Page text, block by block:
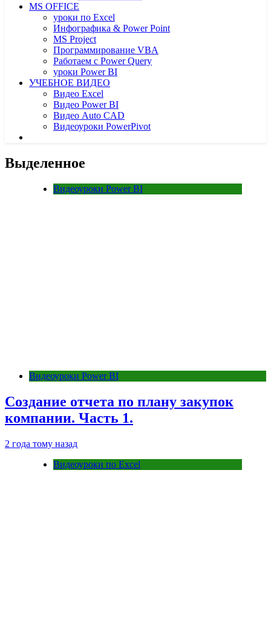
MS OFFICE
уроки по Excel
Инфографика & Power Point
MS Project
Программирование VBA
Работаем с Power Query
уроки Power BI
УЧЕБНОЕ ВИДЕО
Видео Excel
Видео Power BI
Видео Auto CAD
Видеоуроки PowerPivot
Выделенное
Видеоуроки Power BI
Видеоуроки Power BI
Создание отчета по плану закупок
компании. Часть 1.
2 года тому назад
Видеоуроки по Excel